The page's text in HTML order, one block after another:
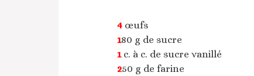
4 œufs
180 g de sucre
1c. à c. de sucre vanillé
250 g de farine